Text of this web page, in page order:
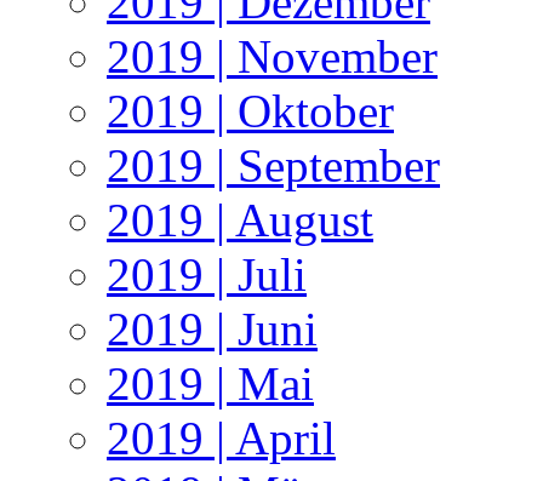
2019 | November
2019 | Oktober
2019 | September
2019 | August
2019 | Juli
2019 | Juni
2019 | Mai
2019 | April